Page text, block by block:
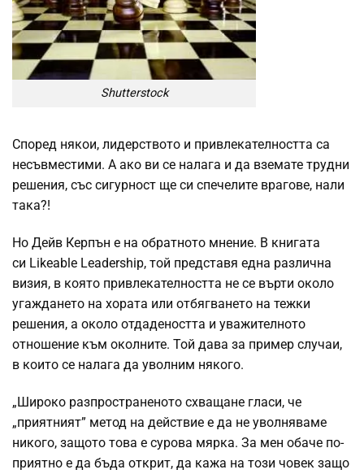
Shutterstock
Според някои, лидерството и привлекателността са
несъвместими. А ако ви се налага и да вземате трудни
решения, със сигурност ще си спечелите врагове, нали
така?!
Но Дейв Керпън е на обратното мнение. В книгата
си Likeable Leadership, той представя една различна
визия, в която привлекателността не се върти около
угаждането на хората или отбягването на тежки
решения, а около отдадеността и уважителното
отношение към околните. Той дава за пример случаи,
в които се налага да уволним някого.
„Широко разпространеното схващане гласи, че
„приятният” метод на действие е да не уволняваме
никого, защото това е сурова мярка. За мен обаче по-
приятно е да бъда открит, да кажа на този човек защо